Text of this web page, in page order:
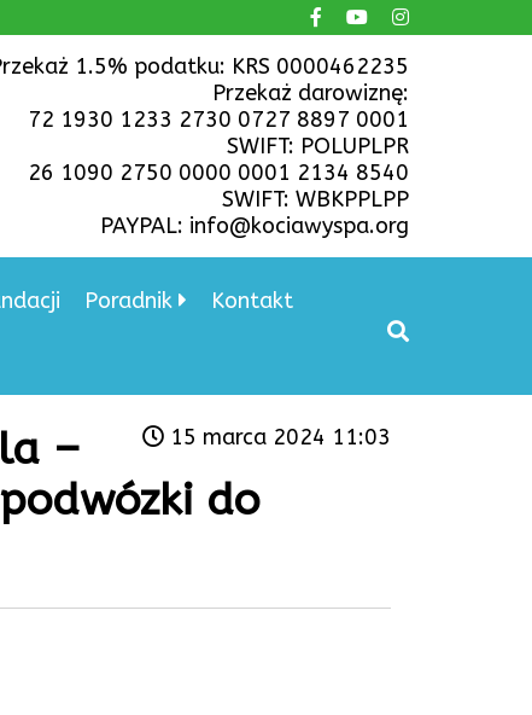
1.5% podatku: KRS 0000462235
Przekaż darowiznę:
72 1930 1233 2730 0727 8897 0001
SWIFT: POLUPLPR
26 1090 2750 0000 0001 2134 8540
SWIFT: WBKPPLPP
PAYPAL: info@kociawyspa.org
Poradnik Kontakt
15 marca 2024 11:03
–
do